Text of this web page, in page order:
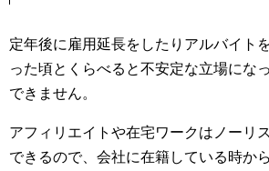
定年後に雇用延長をしたりアルバイト
った頃とくらべると不安定な立場にな
できません。
アフィリエイトや在宅ワークはノーリ
できるので、会社に在籍している時か